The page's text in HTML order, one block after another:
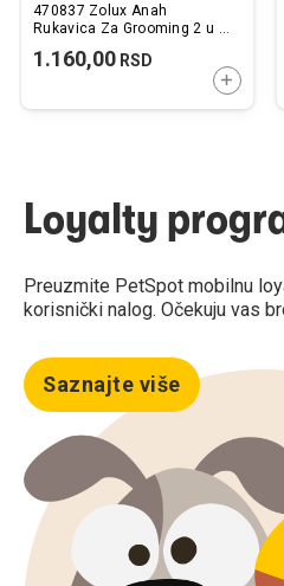
470837 Zolux Anah
Rukavica Za Grooming 2 u 1
1.160,00 RSD
Loyalty
Preuzmite PetSpot mobilnu
korisnički nalog. Očekuju vas
Saznajte više